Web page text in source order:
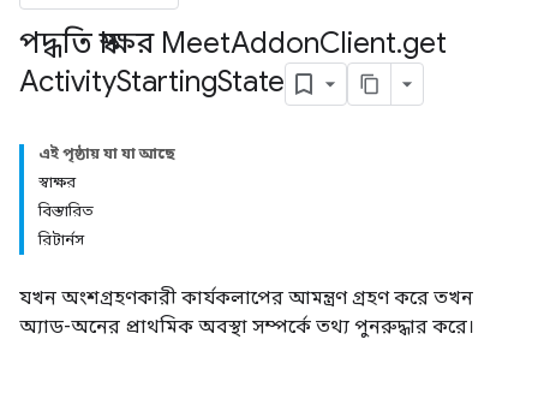
পদ্ধতি স্বাক্ষর MeetAddonClient.get
ActivityStartingState
এই পৃষ্ঠায় যা যা আছে
স্বাক্ষর
বিস্তারিত
রিটার্নস
যখন অংশগ্রহণকারী কার্যকলাপের আমন্ত্রণ গ্রহণ করে তখন
অ্যাড-অনের প্রাথমিক অবস্থা সম্পর্কে তথ্য পুনরুদ্ধার করে।